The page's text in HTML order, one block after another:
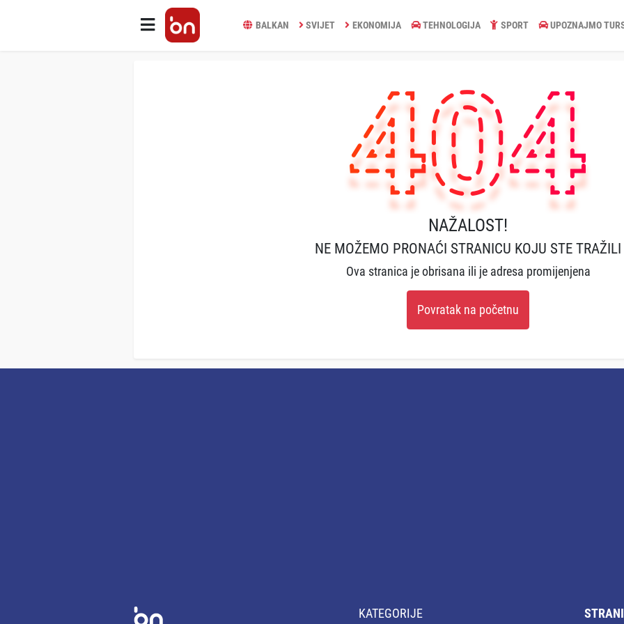
BALKAN SVIJET EKONOMIJA TEHNOLOGIJA SPORT UPOZNAJMO
NAŽALOST!
NE MOŽEMO PRONAĆI STRANICU KOJU STE TRAŽILI
Ova stranica je obrisana ili je adresa promijenjena
Povratak na početnu
KATEGORIJE